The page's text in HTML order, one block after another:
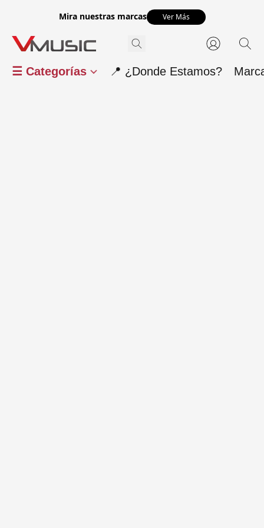
Mira nuestras marcas Ver Más
☰ Categorías 📍 ¿Donde Estamos?